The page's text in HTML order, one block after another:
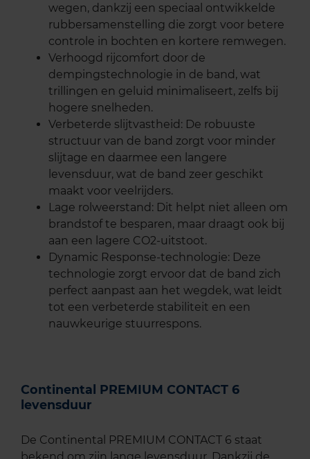
wegen, dankzij een speciaal ontwikkelde
rubbersamenstelling die zorgt voor betere
controle in bochten en kortere remwegen.
Verhoogd rijcomfort door de
dempingstechnologie in de band, wat
trillingen en geluid minimaliseert, zelfs bij
hogere snelheden.
Verbeterde slijtvastheid: De robuuste
structuur van de band zorgt voor minder
slijtage en daarmee een langere
levensduur, wat de band zeer geschikt
maakt voor veelrijders.
Lage rolweerstand: Dit helpt niet alleen om
brandstof te besparen, maar draagt ook bij
aan een lagere CO2-uitstoot.
Dynamic Response-technologie: Deze
technologie zorgt ervoor dat de band zich
perfect aanpast aan het wegdek, wat leidt
tot een verbeterde stabiliteit en een
nauwkeurige stuurrespons.
Continental PREMIUM CONTACT 6
levensduur
De Continental PREMIUM CONTACT 6 staat